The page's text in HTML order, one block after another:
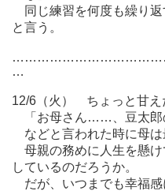
同じ練習を何度も繰り返
と言う。
…
12/6（火） ちょっと甘え
「お母さん……、豆太郎
などと言われた時に母は
母親の務めに人生を懸け
しているのだろうか。
だが、いつまでも幸福感